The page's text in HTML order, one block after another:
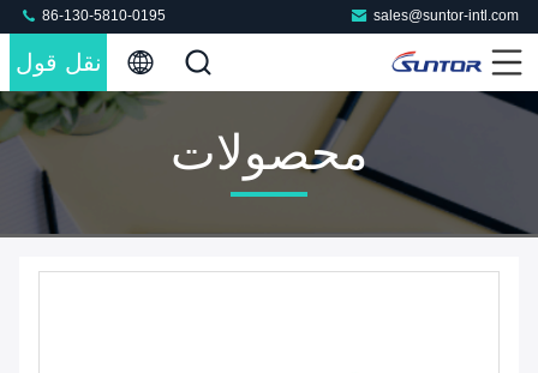
sales@suntor-intl.com
86-130-5810-0195
نقل قول
محصولات